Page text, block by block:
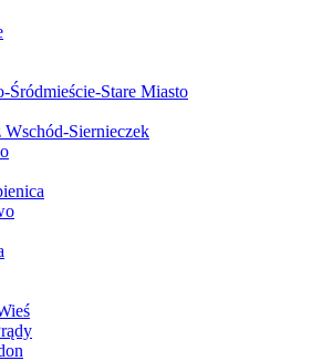
Śródmieście-Stare Miasto
Wschód-Siernieczek